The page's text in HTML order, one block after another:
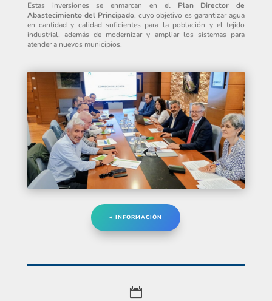
Estas inversiones se enmarcan en el Plan Director de
Abastecimiento del Principado, cuyo objetivo es garantizar agua
en cantidad y calidad suficientes para la población y el tejido
industrial, además de modernizar y ampliar los sistemas para
atender a nuevos municipios.
+ INFORMACIÓN
